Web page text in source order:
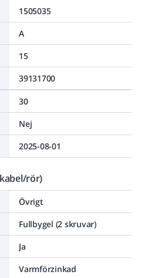
1505035
A
15
39131700
30
Nej
2025-08-01
rör)
Övrigt
Fullbygel (2 skruvar)
Ja
Varmförzinkad